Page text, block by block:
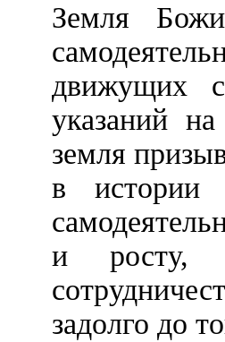
Земля
движущих
указаний
земля
в истории
и росту,
задолго до